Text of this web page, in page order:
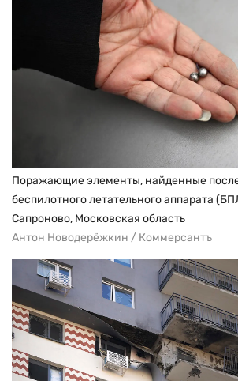
Поражающие элементы, найденные
беспилотного летательного аппарата
Сапроново, Московская область
Антон Новодерёжкин / Коммерсантъ